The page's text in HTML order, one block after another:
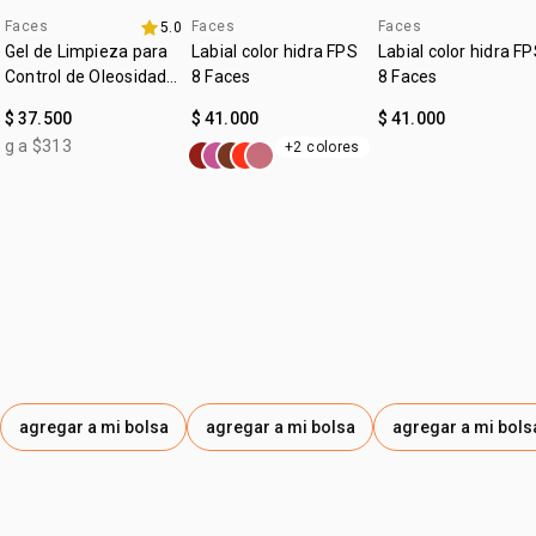
4u al 40%
Faces 5.0
Gel de Limpieza para
Control de Oleosidad
$ 37.500
g a $313
agregar a mi bolsa
Faces
Labial color hidra FPS
8 Faces
$ 41.000
+2 colores
agregar a mi bolsa
4u al 40%
Faces
Labial color hidra
8 Faces
$ 41.000
agregar a mi